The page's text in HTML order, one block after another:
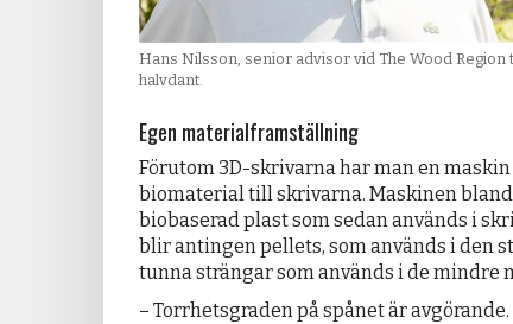
Hans Nilsson, senior advisor vid The Wood Region
halvdant.
Egen materialframställning
Förutom 3D-skrivarna har man en
biomaterial till skrivarna. Maskinen
biobaserad plast som sedan används i
blir antingen pellets, som används i den
tunna strängar som används i de mindre
– Torrhetsgraden på spånet är